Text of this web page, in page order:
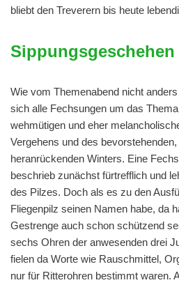
bliebt den Treverern bis heute
Sippungsgeschehen
Wie vom Themenabend nicht
sich alle Fechsungen um das
wehmütigen und eher
Vergehens und des
heranrückenden Winters. Eine
beschrieb zunächst fürtrefflich und
des Pilzes. Doch als es zu den
Fliegenpilz seinen Namen habe, da
Gestrenge auch schon schützend
sechs Ohren der anwesenden drei
fielen da Worte wie Rauschmittel,
nur für Ritterohren bestimmt waren.